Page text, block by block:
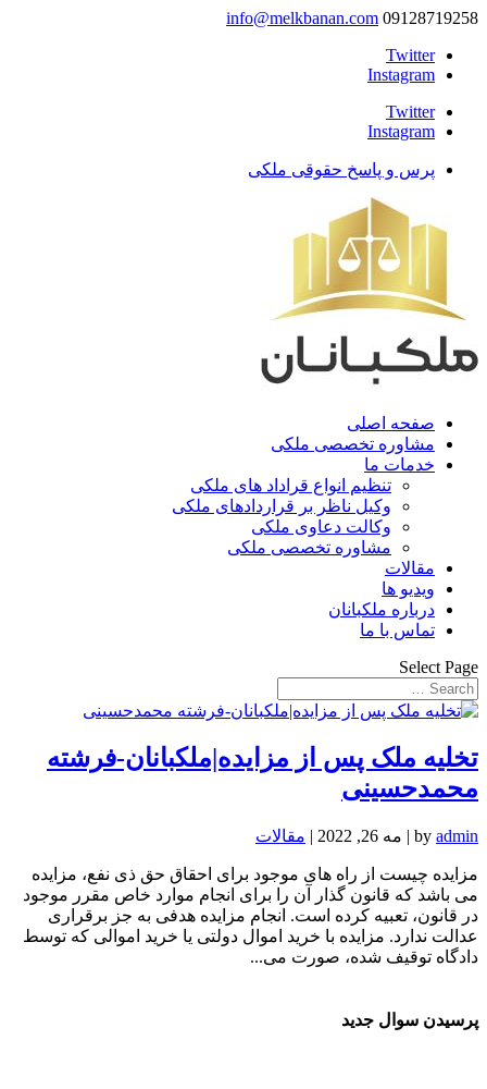
09128719258
info@melkbanan.com
Twitter
Instagram
Twitter
Instagram
پرس و پاسخ حقوقی ملکی
صفحه اصلی
مشاوره تخصصی ملکی
خدمات ما
تنظیم انواع قراداد های ملکی
وکیل ناظر بر قراردادهای ملکی
وکالت دعاوی ملکی
مشاوره تخصصی ملکی
مقالات
ویدیو ها
درباره ملکبانان
تماس با ما
Select Page
تخلیه ملک پس از مزایده|ملکبانان-فرشته
محمدحسینی
by admin
| مه 26, 2022 | مقالات
مزایده چیست از راه های موجود برای احقاق حق ذی نفع، مزایده
می باشد که قانون گذار آن را برای انجام موارد خاص مقرر موجود
در قانون، تعبیه کرده است. انجام مزایده هدفی به جز برقراری
عدالت ندارد. مزایده با خرید اموال دولتی یا خرید اموالی که توسط
دادگاه توقیف شده، صورت می...
پرسیدن سوال جدید